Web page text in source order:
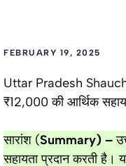
FEBRUARY 19, 2025
Uttar Pradesh
₹12,000 की आर्थिक
सारांश (Summary) –
सहायता प्रदान करती